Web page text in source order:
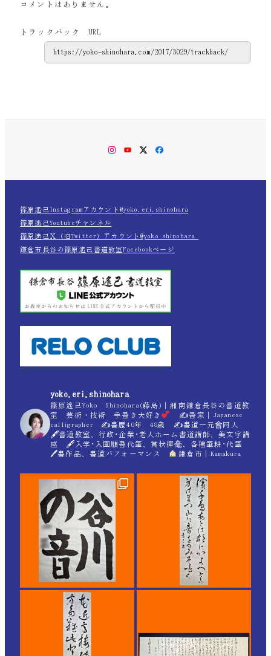
コメントはありません。
トラックバック URL
Instagram
YouTubeTwitterFacebook
篠原遙己Instagramアカウント@yoko.eri.shinohara
篠原遙己Youtubeチャンネル
篠原遙己Ｘ（旧Twitter）アカウント@yoko_shinohara_
鎌倉市長谷の篠原遙己書道教室Facebookページ
yoko.eri.shinohara
篠原遙己Yoko Shinohara(藤島)｜湘南鎌倉長谷の書道教
室 芸術・技術 手書き大好き
✍書家｜Japanese
calligrapher ✍書歴40年 48歳 ✍書道一元會同人
🖋書道教室、行政･企業･老人ホーム書道講師、美文字講
座 🖋入学･入園願書代筆、賞状揮毫、各種筆耕･代筆
🖊書作品、書道パフォーマンス
鎌倉市｜Kamakura